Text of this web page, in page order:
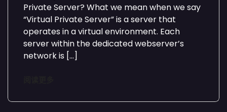
Private Server? What we mean when we say
“Virtual Private Server” is a server that
operates in a virtual environment. Each
server within the dedicated webserver’s
network is […]